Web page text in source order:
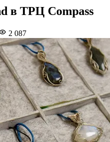
в ТРЦ Compass
2 087